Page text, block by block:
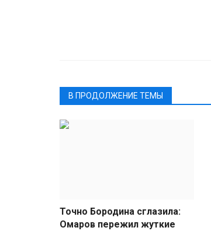
В ПРОДОЛЖЕНИЕ ТЕМЫ
Точно Бородина сглазила:
Омаров пережил жуткие